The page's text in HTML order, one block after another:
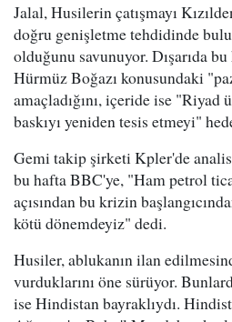
Jalal, Husilerin çatışmayı
doğru genişletme tehdidinde
olduğunu savunuyor. Dışarıda
Hürmüz Boğazı konusundaki
amaçladığını, içeride ise "Riyad
baskıyı yeniden tesis etmeyi"
Gemi takip şirketi Kpler'de
bu hafta BBC'ye, "Ham petrol
açısından bu krizin
kötü dönemdeyiz" dedi.
Husiler, ablukanın ilan
vurduklarını öne sürüyor.
ise Hindistan bayraklıydı.